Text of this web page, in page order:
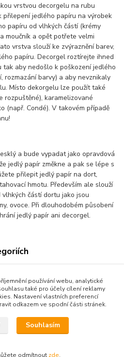
vrstvou decorgelu na rubu
přilepení jedlého papíru na výrobek
papíru od vlhkých částí (krémy
moučník a opět potřete velmi
vrstva slouží ke zvýraznění barev,
papíru. Decorgel roztírejte ihned
aby nedošlo k poškození jedlého
rozmazání barvy) a aby nevznikaly
Místo dekorgelu lze použít také
rozpuštěné), karamelizované
(např. Condé). V takovém případě
a bude vypadat jako opravdová
jedlý papír změkne a pak se lépe s
přilepit jedlý papír na dort,
hmotu. Především ale slouží
částí dortu jako jsou
ovoce. Při dlouhodobém působení
jedlý papír ani decorgel.
je povinen zaevidovat
online; v případě technického
používání webu, analytické
také pro účely cílení reklamy
Nastavení vlastních preferencí
odkazem ve spodní části stránek.
Souhlasím
odmítnout zde.